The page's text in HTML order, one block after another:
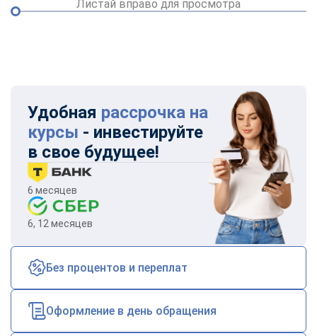
Листай вправо для просмотра
Удобная рассрочка на
курсы - инвестируйте
в свое будущее!
6 месяцев
6, 12 месяцев
Без процентов и переплат
Оформление в день обращения
ChatApp